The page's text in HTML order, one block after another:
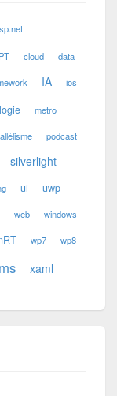
cloud data
IA ios
metro
podcast
silverlight
ui uwp
web windows
wp7 wp8
xaml